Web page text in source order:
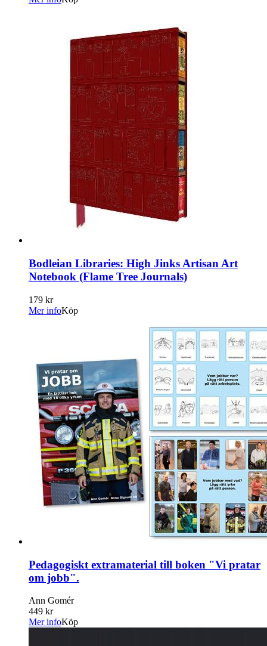
Bodleian Libraries: High Jinks Artisan Art
Notebook (Flame Tree Journals)
179 kr
Mer infoKöp
Pedagogiskt extramaterial till boken "Vi pratar
om jobb".
Ann Gomér
449 kr
Mer infoKöp